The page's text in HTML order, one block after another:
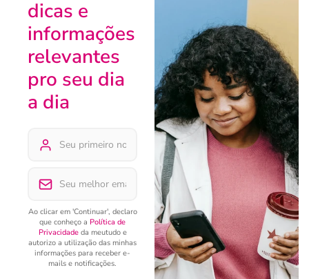
dicas e
informações
relevantes
pro seu dia
a dia
Ao clicar em 'Continuar', declaro
que conheço a Política de
Privacidadeda meutudo e
autorizo a utilização das minhas
informações para receber e-
mails e notificações.